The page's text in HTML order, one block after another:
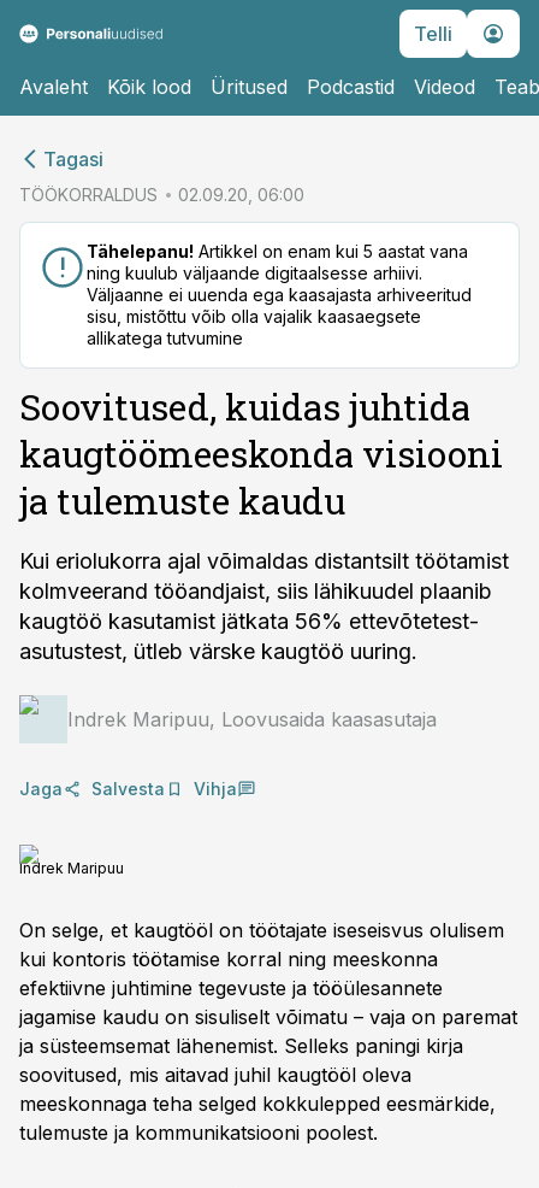
Telli
Avaleht Kõik lood Üritused Podcastid Videod
Tagasi
TÖÖKORRALDUS 02.09.20, 06:00
Tähelepanu! Artikkel on enam kui 5 aastat vana
ning kuulub väljaande digitaalsesse arhiivi.
Väljaanne ei uuenda ega kaasajasta arhiveeritud
sisu, mistõttu võib olla vajalik kaasaegsete
allikatega tutvumine
Soovitused, kuidas juhtida
kaugtöömeeskonda visiooni
ja tulemuste kaudu
Kui eriolukorra ajal võimaldas distantsilt töötamist
kolmveerand tööandjaist, siis lähikuudel plaanib
kaugtöö kasutamist jätkata 56% ettevõtetest-
asutustest, ütleb värske kaugtöö uuring.
Indrek Maripuu, Loovusaida kaasasutaja
Jaga Salvesta Vihja
Indrek Maripuu
On selge, et kaugtööl on töötajate iseseisvus olulisem
kui kontoris töötamise korral ning meeskonna
efektiivne juhtimine tegevuste ja tööülesannete
jagamise kaudu on sisuliselt võimatu – vaja on paremat
ja süsteemsemat lähenemist. Selleks paningi kirja
soovitused, mis aitavad juhil kaugtööl oleva
meeskonnaga teha selged kokkulepped eesmärkide,
tulemuste ja kommunikatsiooni poolest.